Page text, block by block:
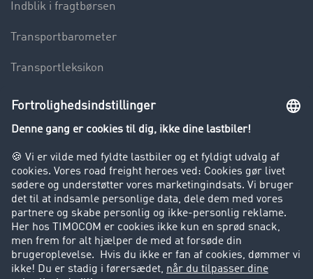
Indblik i fragtbørsen
Transportbarometer
Transportleksikon
Lastbilkørsel forbudt
Kunder hverver kunder
Success Stories
Support
Support